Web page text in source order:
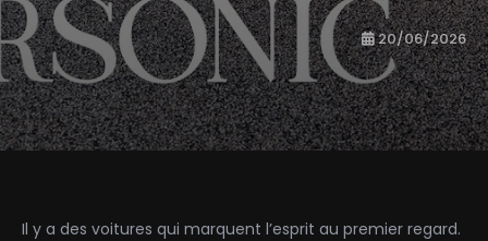
20/06/2026
Il y a des voitures qui marquent l’esprit au premier regard.